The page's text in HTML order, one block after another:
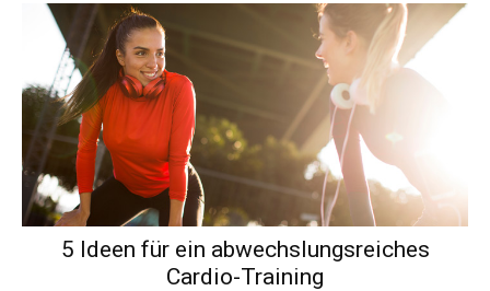
5 Ideen für ein abwechslungsreiches
Cardio-Training